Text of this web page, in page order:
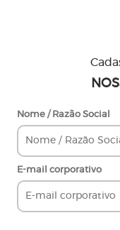
Nome / Razão Social
E-mail corporativo